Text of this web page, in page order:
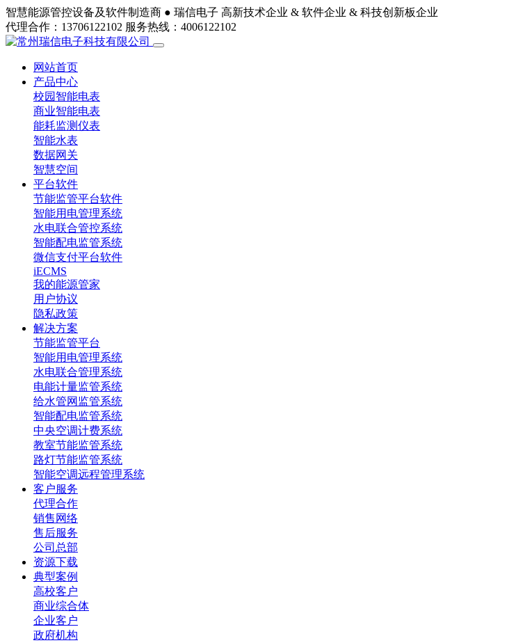
智慧能源管控设备及软件制造商 ● 瑞信电子 高新技术企业 & 软件企业 & 科技创新板企业
代理合作：13706122102 服务热线：4006122102
网站首页
产品中心
校园智能电表
商业智能电表
能耗监测仪表
智能水表
数据网关
智慧空间
平台软件
节能监管平台软件
智能用电管理系统
水电联合管控系统
智能配电监管系统
微信支付平台软件
iECMS
我的能源管家
用户协议
隐私政策
解决方案
节能监管平台
智能用电管理系统
水电联合管理系统
电能计量监管系统
给水管网监管系统
智能配电监管系统
中央空调计费系统
教室节能监管系统
路灯节能监管系统
智能空调远程管理系统
客户服务
代理合作
销售网络
售后服务
公司总部
资源下载
典型案例
高校客户
商业综合体
企业客户
政府机构